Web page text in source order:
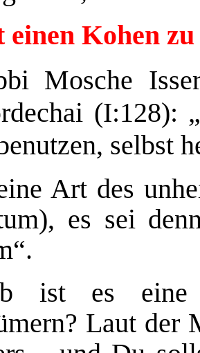
einen Kohen
Mosche
(I:128):
selbst
Art des
es sei
ist es
Laut der